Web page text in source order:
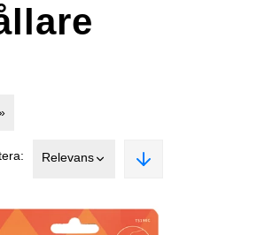
Relevans